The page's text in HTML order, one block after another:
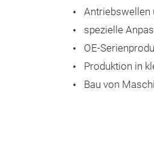
Antriebswellen
spezielle
OE-
Produktion in
Bau von